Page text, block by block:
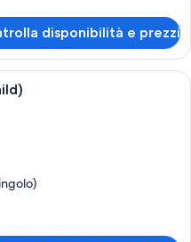
disponibilità e prezzi
una cassaforte in camera,